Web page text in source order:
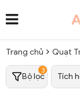
Trang chủ Quạt
Bộ lọc
3
Tích